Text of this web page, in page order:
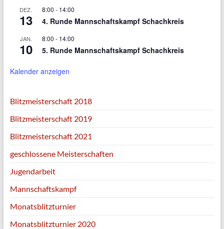
DEZ.
13
8:00 - 14:00
4. Runde Mannschaftskampf Schachkreis
JAN.
10
8:00 - 14:00
5. Runde Mannschaftskampf Schachkreis
Kalender anzeigen
Blitzmeisterschaft 2018
Blitzmeisterschaft 2019
Blitzmeisterschaft 2021
geschlossene Meisterschaften
Jugendarbeit
Mannschaftskampf
Monatsblitzturnier
Monatsblitzturnier 2020